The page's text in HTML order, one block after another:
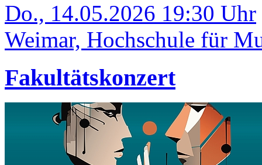
Do., 14.05.2026 19:30 Uhr
Weimar, Hochschule für
Fakultätskonzert